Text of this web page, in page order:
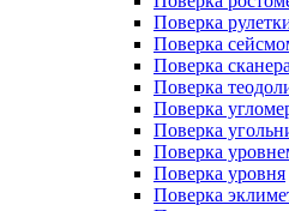
Поверка
Поверка
Поверка
Поверка
Поверка
Поверка
Поверка
Поверка уровня
Поверка